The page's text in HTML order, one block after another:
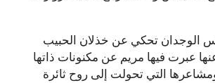
الوجدان تحكي عن خذلان الحبيب
عبرت فيها مريم عن مكنونات ذاتها
التي تحولت إلى روح ثائرة